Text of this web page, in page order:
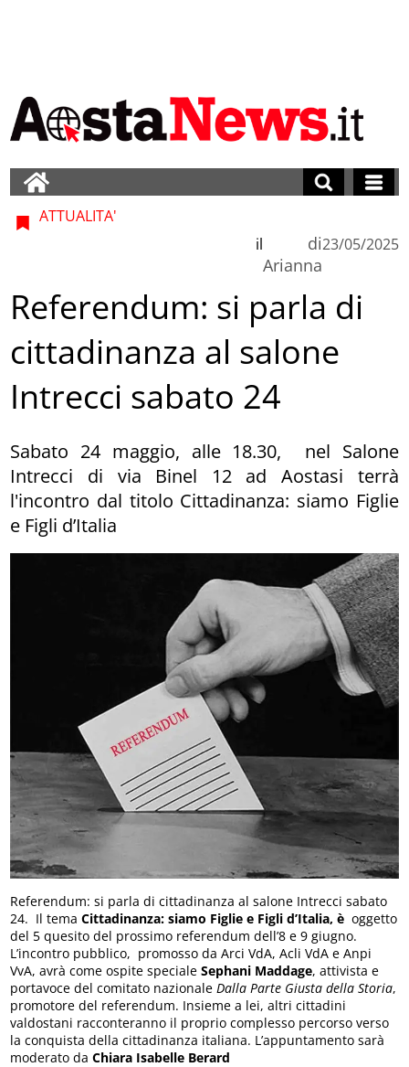
ATTUALITA'
di
Arianna
il 23/05/2025
Referendum: si parla di
cittadinanza al salone
Intrecci sabato 24
Sabato 24 maggio, alle 18.30, nel Salone
Intrecci di via Binel 12 ad Aostasi terrà
l'incontro dal titolo Cittadinanza: siamo Figlie
e Figli d’Italia
Referendum: si parla di cittadinanza al salone Intrecci sabato
24. Il temaCittadinanza: siamo Figlie e Figli d’Italia, è oggetto
del 5 quesito del prossimo referendum dell’8 e 9 giugno.
L’incontro pubblico, promosso da Arci VdA, Acli VdA e Anpi
VvA, avrà come ospite specialeSephani Maddage, attivista e
portavoce del comitato nazionaleDalla Parte Giusta della Storia,
promotore del referendum. Insieme a lei, altri cittadini
valdostani racconteranno il proprio complesso percorso verso
la conquista della cittadinanza italiana. L’appuntamento sarà
moderato daChiara Isabelle Berard